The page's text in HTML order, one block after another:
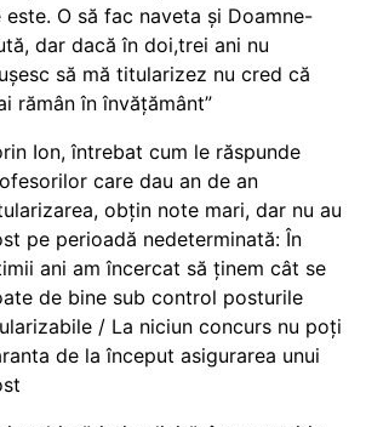
este. O să fac naveta și Doamne-
dar dacă în doi,trei ani nu
să mă titularizez nu cred că
rămân în învățământ”
Ion, întrebat cum le răspunde
care dau an de an
obțin note mari, dar nu au
pe perioadă nedeterminată: În
ani am încercat să ținem cât se
de bine sub control posturile
/ La niciun concurs nu poți
de la început asigurarea unui